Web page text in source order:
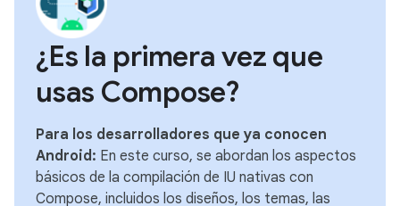
¿Es la primera vez que
usas Compose?
Para los desarrolladores que ya conocen
Android: En este curso, se abordan los aspectos
básicos de la compilación de IU nativas con
Compose, incluidos los diseños, los temas, las